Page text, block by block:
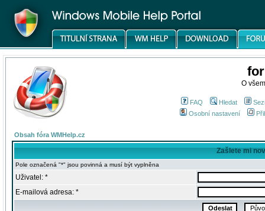
O
FAQ Hledat
Osobní nastavení
Obsah fóra WMHelp.cz
Zašlete mi
Pole označená "*" jsou povinná a musí být vyplněna
Uživatel: *
E-mailová adresa: *